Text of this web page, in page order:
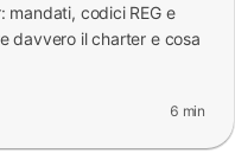
mandati, codici REG e
davvero il charter e cosa
6 min